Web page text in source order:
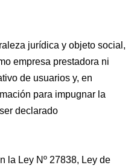
jurídica y objeto social,
empresa prestadora ni
de usuarios y, en
para impugnar la
declarado
la Ley Nº 27838, Ley de